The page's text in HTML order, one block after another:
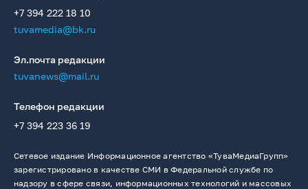
+7 394 222 18 10
tuvamedia@bk.ru
Эл.почта редакции
tuvanews@mail.ru
Телефон редакции
+7 394 223 36 19
Сетевое издание Информационное агентство «ТуваМедиаГрупп»
зарегистрировано в качестве СМИ в Федеральной службе по
надзору в сфере связи, информационных технологий и массовых